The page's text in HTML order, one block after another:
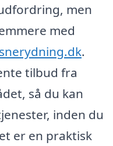
men
med
.
tilbud fra
så du kan
inden du
er en praktisk